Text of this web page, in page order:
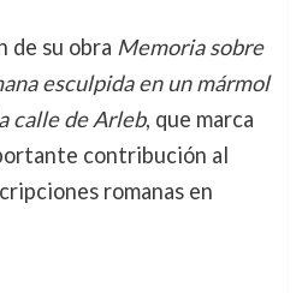
de su obra Memoria sobre
esculpida en un mármol
calle de Arleb, que marca
contribución al
romanas en